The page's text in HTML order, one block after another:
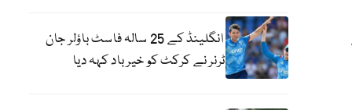
انگلینڈ کے 25 سالہ فاسٹ باؤلر جان
ٹرنر نے کرکٹ کو خیر باد کہہ دیا